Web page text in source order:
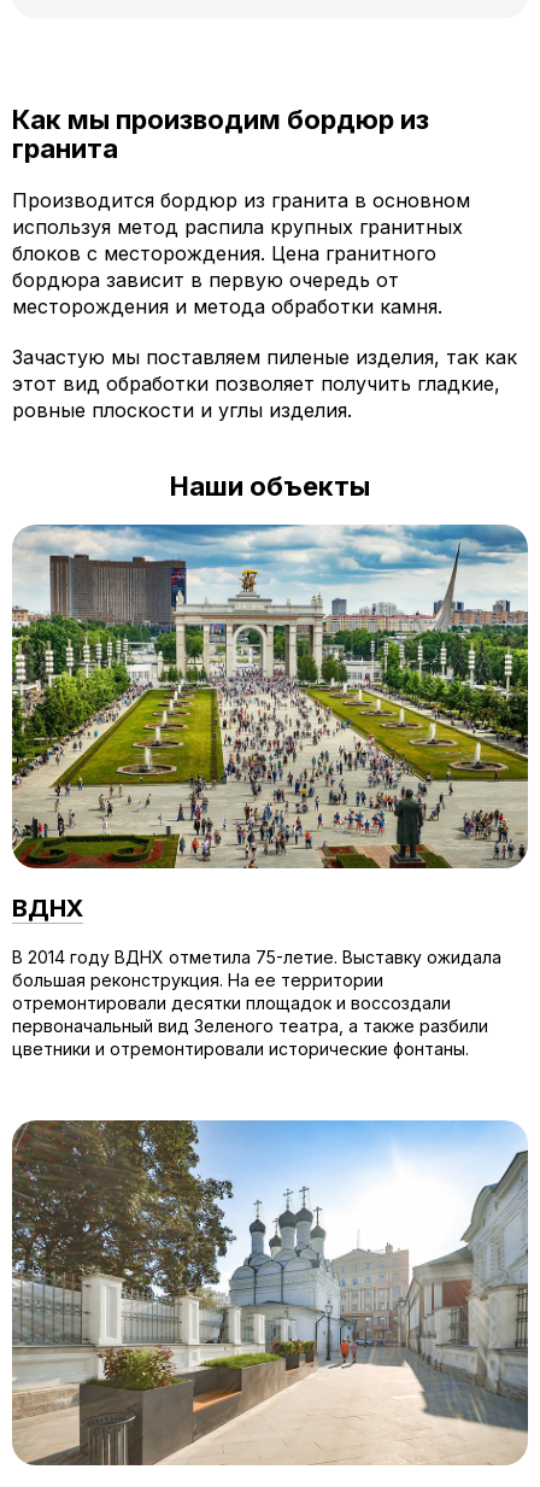
Как мы производим бордюр из
гранита
Производится бордюр из гранита в основном
используя метод распила крупных гранитных
блоков с месторождения. Цена гранитного
бордюра зависит в первую очередь от
месторождения и метода обработки камня.
Зачастую мы поставляем пиленые изделия, так как
этот вид обработки позволяет получить гладкие,
ровные плоскости и углы изделия.
Наши объекты
ВДНХ
В 2014 году ВДНХ отметила 75-летие. Выставку ожидала
большая реконструкция. На ее территории
отремонтировали десятки площадок и воссоздали
первоначальный вид Зеленого театра, а также разбили
цветники и отремонтировали исторические фонтаны.